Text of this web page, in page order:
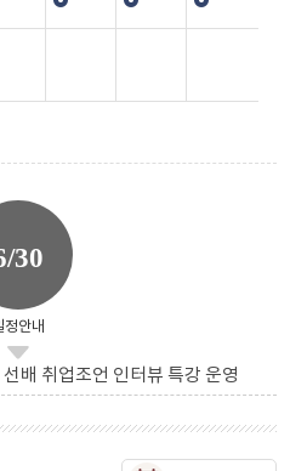
30
정안내
배 취업조언 인터뷰 특강 운영